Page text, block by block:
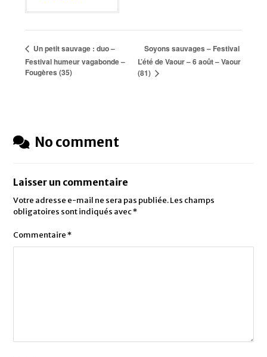
Un petit sauvage : duo –
Festival humeur vagabonde –
Fougères (35)
Soyons sauvages – Festival
L’été de Vaour – 6 août – Vaour
(81)
No comment
Laisser un commentaire
Votre adresse e-mail ne sera pas publiée.Les champs
obligatoires sont indiqués avec*
Commentaire*